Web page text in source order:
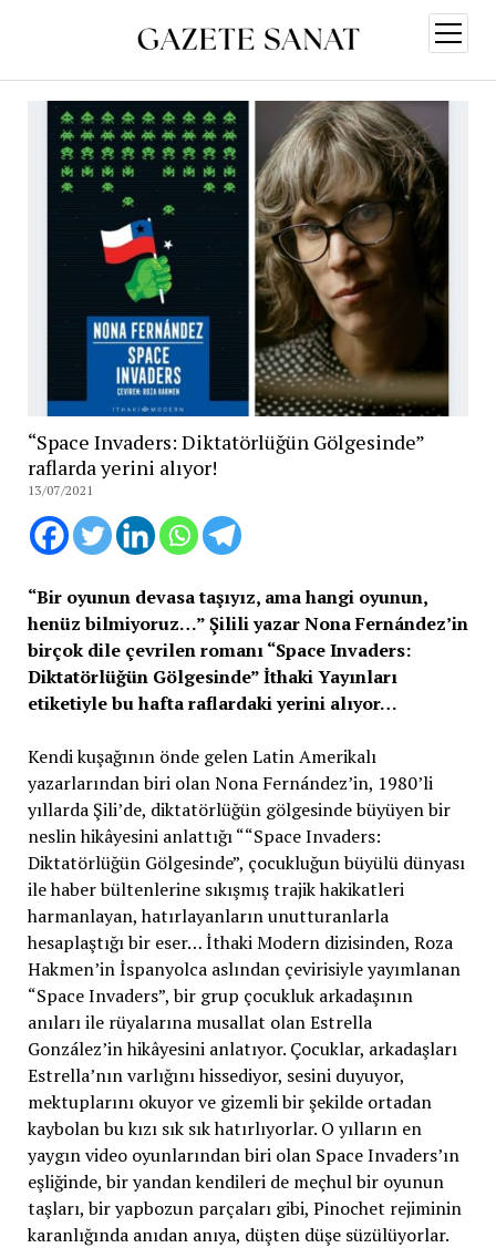
aç
“Space Invaders: Diktatörlüğün Gölgesinde”
raflarda yerini alıyor!
13/07/2021
“Bir oyunun devasa taşıyız, ama hangi oyunun,
henüz bilmiyoruz…” Şilili yazar Nona Fernández’in
birçok dile çevrilen romanı “Space Invaders:
Diktatörlüğün Gölgesinde” İthaki Yayınları
etiketiyle bu hafta raflardaki yerini alıyor…
Kendi kuşağının önde gelen Latin Amerikalı
yazarlarından biri olan Nona Fernández’in, 1980’li
yıllarda Şili’de, diktatörlüğün gölgesinde büyüyen bir
neslin hikâyesini anlattığı ““Space Invaders:
Diktatörlüğün Gölgesinde”, çocukluğun büyülü dünyası
ile haber bültenlerine sıkışmış trajik hakikatleri
harmanlayan, hatırlayanların unutturanlarla
hesaplaştığı bir eser… İthaki Modern dizisinden, Roza
Hakmen’in İspanyolca aslından çevirisiyle yayımlanan
“Space Invaders”, bir grup çocukluk arkadaşının
anıları ile rüyalarına musallat olan Estrella
González’in hikâyesini anlatıyor. Çocuklar, arkadaşları
Estrella’nın varlığını hissediyor, sesini duyuyor,
mektuplarını okuyor ve gizemli bir şekilde ortadan
kaybolan bu kızı sık sık hatırlıyorlar. O yılların en
yaygın video oyunlarından biri olan Space Invaders’ın
eşliğinde, bir yandan kendileri de meçhul bir oyunun
taşları, bir yapbozun parçaları gibi, Pinochet rejiminin
karanlığında anıdan anıya, düşten düşe süzülüyorlar.